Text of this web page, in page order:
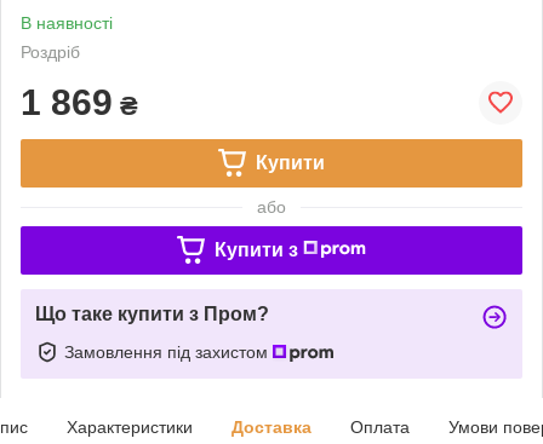
В наявності
Роздріб
1 869 ₴
Купити
або
Купити з
Що таке купити з Пром?
Замовлення під захистом
Характеристики Доставка Оплата Умови